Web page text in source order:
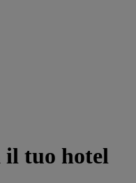
il tuo hotel